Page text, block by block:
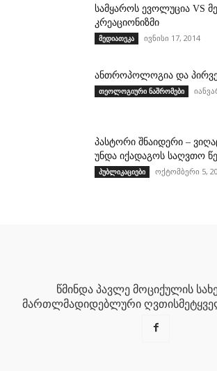
სამყაროს ევოლუცია VS
კრეაციონიზმი
მედიათეკა ივნისი 17, 2014
ანთროპოლოგია და
თეოლოგიური ნაშრომები
პასტორი შნაიდერი –
უნდა იქადაგოს საღვთო
პუბლიკაციები ოქტომბერი 5,
წმინდა პავლე მოციქულის
მართლმადიდებლური